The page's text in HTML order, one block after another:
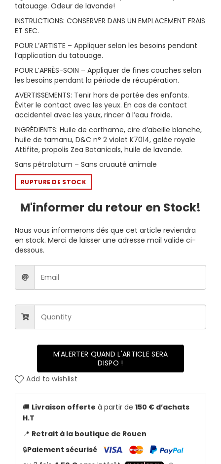
tatouage. Odeur de lavande!
INSTRUCTIONS: CONSERVER DANS UN EMPLACEMENT FRAIS
ET SEC.
POUR L’ARTISTE – Appliquer selon les besoins pendant
l’application du tatouage.
POUR L’APRÈS-SOIN – Appliquer de fines couches selon
les besoins pendant la période de récupération.
AVERTISSEMENTS: Tenir hors de portée des enfants.
Éviter le contact avec les yeux. En cas de contact
accidentel avec les yeux, rincer à l’eau froide.
INGRÉDIENTS: Huile de carthame, cire d’abeille blanche,
huile de tamanu, D&C n° 2 violet K7014, gelée royale
Attifite, propolis Zea Botanicals, huile de lavande.
Sans pétrolatum – Sans cruauté animale
RUPTURE DE STOCK
M'informer du retour en Stock!
Nous vous informerons dés que cet article reviendra
en stock. Merci de laisser une adresse mail valide ci-
dessous.
M'ALERTER QUAND L'ARTICLE SERA
DISPO !
Add to wishlist
🚚 Livraison offerte à partir de 150 € d’achats
H.T
📍 Retrait à la boutique de Rouen
🔒Paiement sécurisé